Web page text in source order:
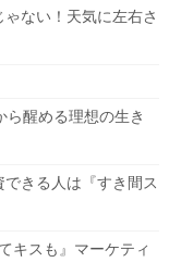
ない！天気に左右さ
醒める理想の生き
きる人は『すき間ス
キスも』マーケティ